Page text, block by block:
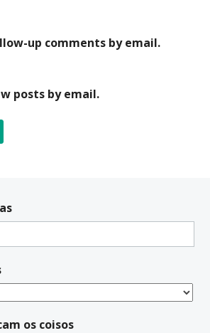
up comments by email.
posts by email.
os coisos